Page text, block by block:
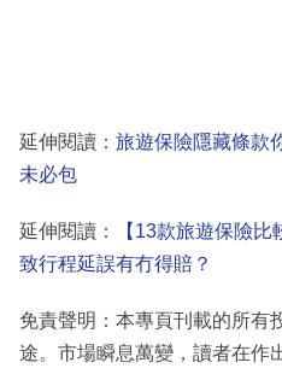
延伸閱讀： 旅遊保險隱藏條款
未必包
延伸閱讀：
【13款旅遊保險
致行程延誤有冇得賠？
免責聲明：本專頁刊載的所有
途。市場瞬息萬變，讀者在作